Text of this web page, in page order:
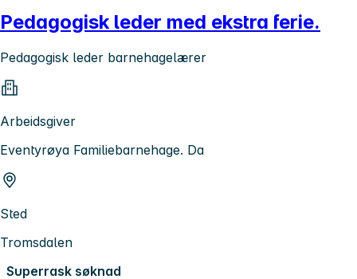
Pedagogisk leder med ekstra ferie.
Pedagogisk leder barnehagelærer
Arbeidsgiver
Eventyrøya Familiebarnehage. Da
Sted
Tromsdalen
Superrask søknad